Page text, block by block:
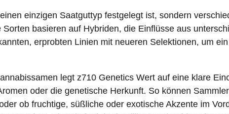
einzigen Saatguttyp festgelegt ist, sondern
basieren auf Hybriden, die Einflüsse aus
erprobten Linien mit neueren Selektionen, um
legt z710 Genetics Wert auf eine klare
oder die genetische Herkunft. So können
ob fruchtige, süßliche oder exotische Akzente im